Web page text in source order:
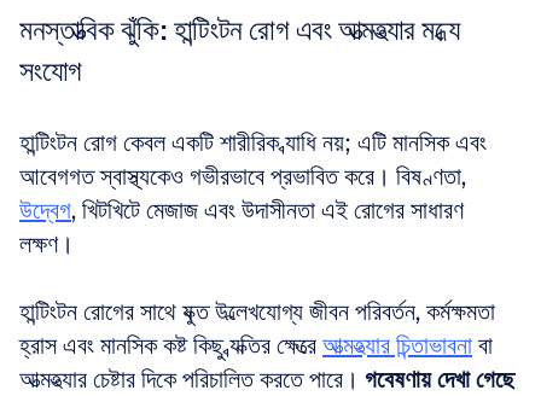
মনস্তাত্ত্বিক ঝুঁকি: হান্টিংটন রোগ এবং আত্মহত্যার মধ্যে
সংযোগ
হান্টিংটন রোগ কেবল একটি শারীরিক ব্যাধি নয়; এটি মানসিক এবং
উদ্বেগ, খিটখিটে মেজাজ এবং উদাসীনতা এই রোগের সাধারণ
লক্ষণ।
হান্টিংটন রোগের সাথে যুক্ত উল্লেখযোগ্য জীবন পরিবর্তন, কর্মক্ষমতা
হ্রাস এবং মানসিক কষ্ট কিছু ব্যক্তির ক্ষেত্রে আত্মহত্যার চিন্তাভাবনা বা
আত্মহত্যার চেষ্টার দিকে পরিচালিত করতে পারে। গবেষণায় দেখা গেছে